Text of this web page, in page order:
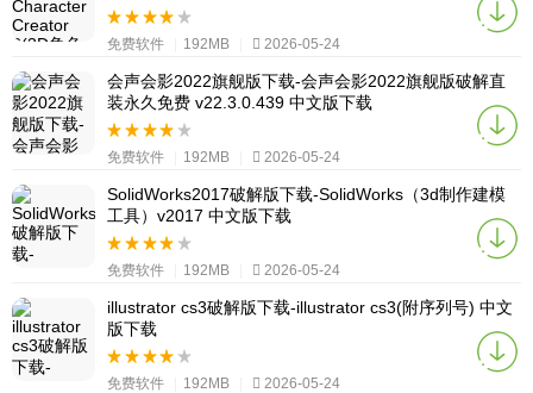
免费软件 192MB 2026-05-24
会声会影2022旗舰版下载-会声会影2022旗舰版破解直
装永久免费 v22.3.0.439 中文版下载
免费软件 192MB 2026-05-24
SolidWorks2017破解版下载-SolidWorks（3d制作建模
工具）v2017 中文版下载
免费软件 192MB 2026-05-24
illustrator cs3破解版下载-illustrator cs3(附序列号) 中文
版下载
免费软件 192MB 2026-05-24